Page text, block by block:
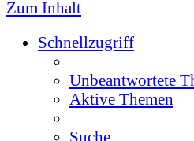
Zum Inhalt
Schnellzugriff
Unbeantwortete
Aktive Themen
Suche